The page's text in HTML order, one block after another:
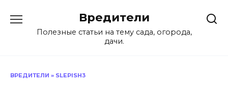
содержанию
Вредители
Полезные статьи на тему сада, огорода,
дачи.
ВРЕДИТЕЛИ » SLEPISH3